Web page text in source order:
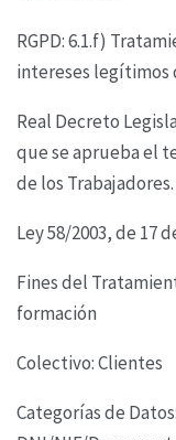
RGPD: 6.1.f)
intereses legítimos
Real Decreto
que se aprueba el
de los Trabajadores.
Ley 58/2003, de 17
Fines del
formación
Colectivo: Clientes
Categorías de